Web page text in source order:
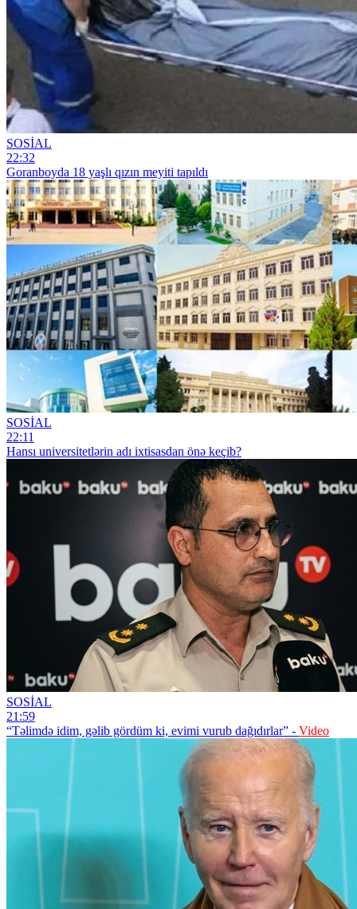
SOSİAL
22:32
Goranboyda 18 yaşlı qızın meyiti tapıldı
SOSİAL
22:11
Hansı universitetlərin adı ixtisasdan önə keçib?
SOSİAL
21:59
“Təlimdə idim, gəlib gördüm ki, evimi vurub dağıdırlar” - Video